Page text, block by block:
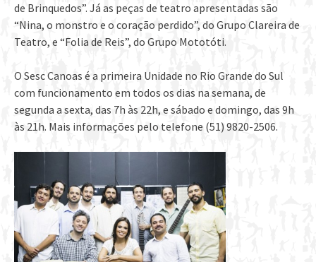
de Brinquedos”. Já as peças de teatro apresentadas são
“Nina, o monstro e o coração perdido”, do Grupo Clareira de
Teatro, e “Folia de Reis”, do Grupo Mototóti.
O Sesc Canoas é a primeira Unidade no Rio Grande do Sul
com funcionamento em todos os dias na semana, de
segunda a sexta, das 7h às 22h, e sábado e domingo, das 9h
às 21h. Mais informações pelo telefone (51) 9820-2506.